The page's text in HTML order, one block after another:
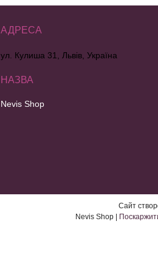
ул. Кулиша 31, Львів, Україна
Nevis Shop
Сайт
Nevis Shop |